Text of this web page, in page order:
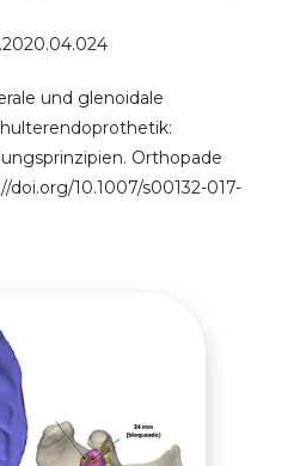
und glenoidale
Orthopade
doi.org/10.1007/s00132-017-